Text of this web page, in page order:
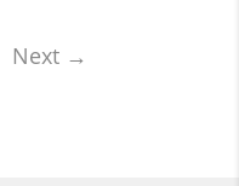
Next →